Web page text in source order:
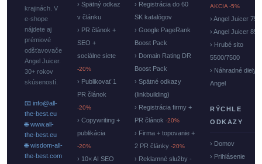
krajinách. V
e-shope
nájdete aj
prémiové
odšťavovače
Angel Juicer.
30+ rokov
skúseností.
📧 info@all-
the-best.eu
🌐 www.all-
the-best.eu
🌐 wisdom-all-
the-best.com
› Spätný odkaz
v článku
› PR článok +
SEO +
sociálne siete
-20%
› Publikovať 1
PR článok
-20%
› Copywriting +
publikácia
-20%
› 10× AI SEO
› Registrácia do 60
SK katalógov
› Google PageRank
Boost Pack
› Domain Rating DR
Boost Pack
› Spätné odkazy
(linkbuilding)
› Registrácia firmy +
PR článok -20%
› Firma + topovanie +
2 PR články -20%
› Reklamné služby -
AKCIA -5%
› Angel Juicer
› Angel Juicer
› Hrubé sito
5500/7500
› Náhradné diely
Angel
RÝCHLE
ODKAZY
› Domov
› Prihlásenie